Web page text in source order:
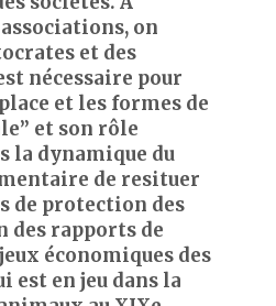
on
et des
nécessaire pour
et les formes de
et son rôle
la dynamique du
de resituer
de protection des
des rapports de
économiques des
est en jeu dans la